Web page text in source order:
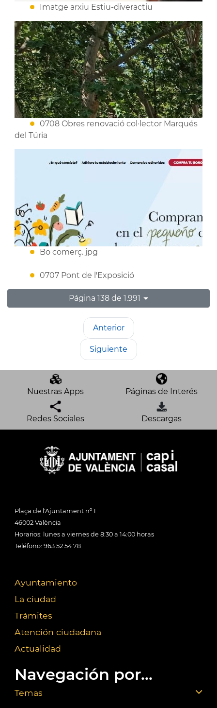
Imatge arxiu Estiu-diveractiu
0708 Obres renovació col·lector Marqués
del Túria
Bo comerç. jpg
0707 Pont de l'Exposició
Página 138 de 1.991
Anterior
Siguiente
Nuestras Apps Páginas de Interés
Redes Sociales Descargas
Plaça de l'Ajuntament nº 1
46002 València
Horarios: lunes a viernes de 8:30 a 14:00 horas
Teléfono: 963 52 54 78
Ayuntamiento
La ciudad
Trámites
Atención ciudadana
Actualidad
Navegación por...
Temas